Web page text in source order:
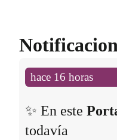
hace 16 horas
✨ En este
todavía